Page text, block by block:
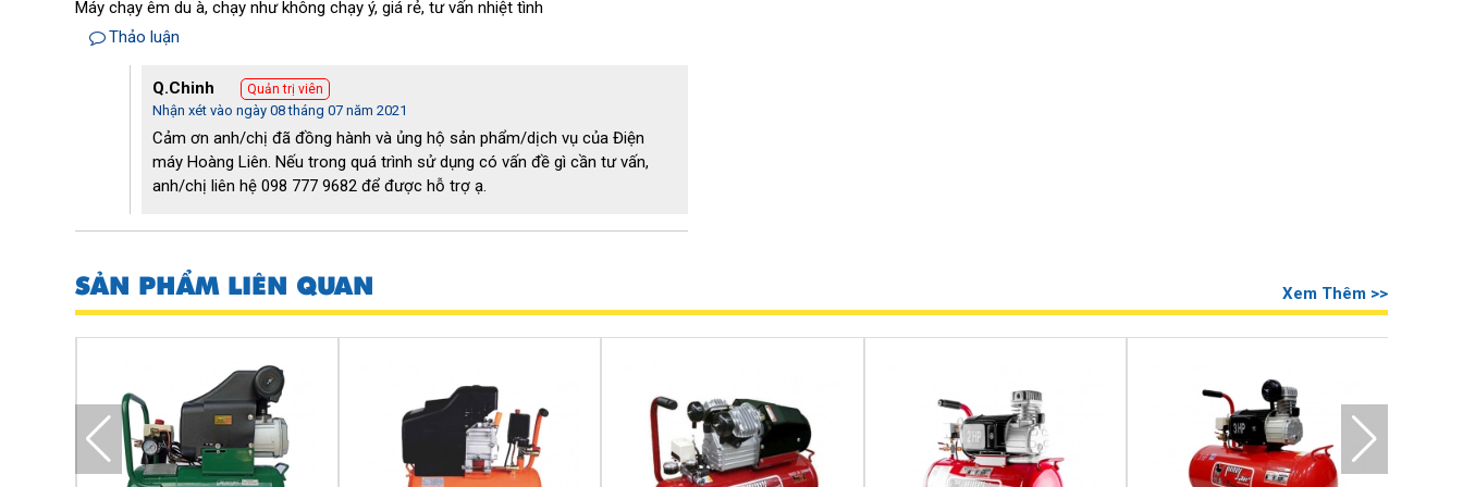
Đầu nén không dầu mạnh mẽ
Máy chạy êm du à, chạy như không chạy ý, giá rẻ, tư vấn nhiệt tình
Thảo luận
Q.Chinh Quản trị viên
Nhận xét vào ngày 08 tháng 07 năm 2021
Cảm ơn anh/chị đã đồng hành và ủng hộ sản phẩm/dịch vụ của Điện
máy Hoàng Liên. Nếu trong quá trình sử dụng có vấn đề gì cần tư vấn,
anh/chị liên hệ 098 777 9682 để được hỗ trợ ạ.
SẢN PHẨM LIÊN QUAN Xem Thêm >>